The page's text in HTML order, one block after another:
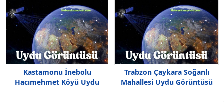
Kastamonu İnebolu
Hacımehmet Köyü Uydu
Trabzon Çaykara Soğanlı
Mahallesi Uydu Görüntüsü